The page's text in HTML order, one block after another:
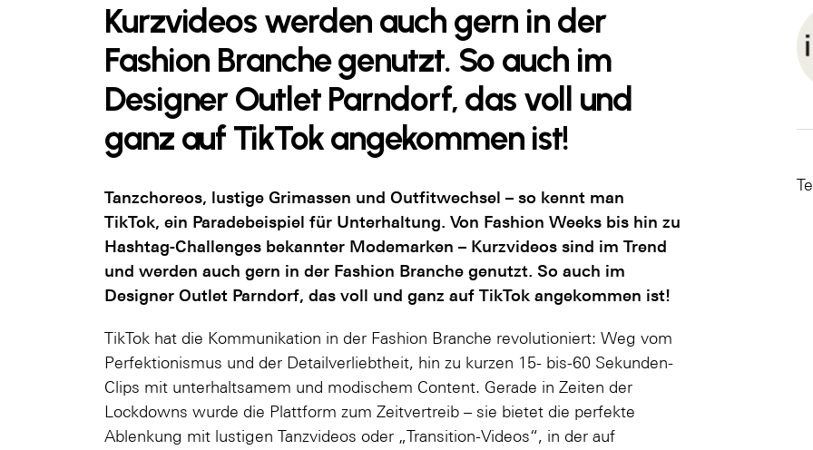
Kurzvideos werden auch gern in der
Fashion Branche genutzt. So auch im
Designer Outlet Parndorf, das voll und
ganz auf TikTok angekommen ist!
Tanzchoreos, lustige Grimassen und Outfitwechsel – so kennt man
TikTok, ein Paradebeispiel für Unterhaltung. Von Fashion Weeks bis hin zu
Hashtag-Challenges bekannter Modemarken – Kurzvideos sind im Trend
und werden auch gern in der Fashion Branche genutzt. So auch im
Designer Outlet Parndorf, das voll und ganz auf TikTok angekommen ist!
TikTok hat die Kommunikation in der Fashion Branche revolutioniert: Weg vom
Perfektionismus und der Detailverliebtheit, hin zu kurzen 15- bis-60 Sekunden-
Clips mit unterhaltsamem und modischem Content. Gerade in Zeiten der
Lockdowns wurde die Plattform zum Zeitvertreib – sie bietet die perfekte
Ablenkung mit lustigen Tanzvideos oder „Transition-Videos“, in der auf